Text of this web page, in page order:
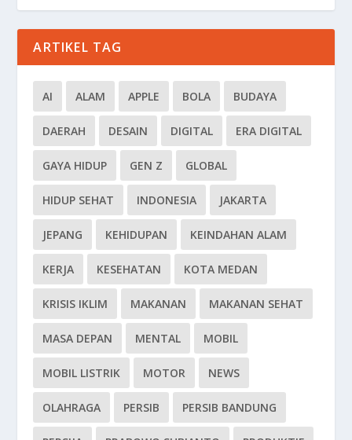
ARTIKEL TAG
AI ALAM APPLE BOLA BUDAYA
DAERAH DESAIN DIGITAL ERA DIGITAL
GAYA HIDUP GEN Z GLOBAL
HIDUP SEHAT INDONESIA JAKARTA
JEPANG KEHIDUPAN KEINDAHAN ALAM
KERJA KESEHATAN KOTA MEDAN
KRISIS IKLIM MAKANAN MAKANAN SEHAT
MASA DEPAN MENTAL MOBIL
MOBIL LISTRIK MOTOR NEWS
OLAHRAGA PERSIB PERSIB BANDUNG